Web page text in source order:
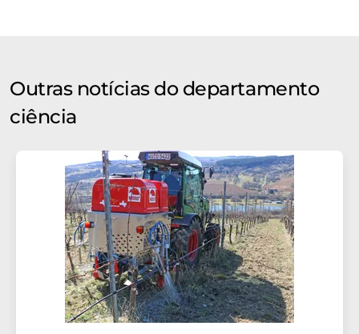
Outras notícias do departamento
ciência